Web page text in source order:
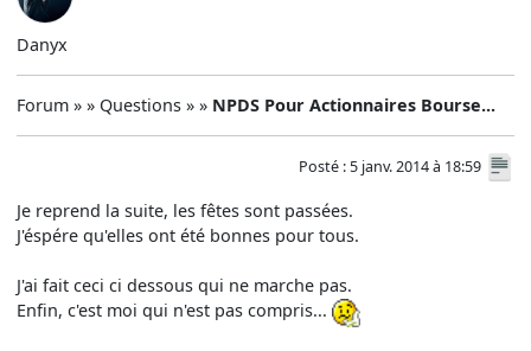
Danyx
Forum » » Questions » » NPDS Pour Actionnaires Bourse...
Posté : 5 janv. 2014 à 18:59
Je reprend la suite, les fêtes sont passées.
J'éspére qu'elles ont été bonnes pour tous.
J'ai fait ceci ci dessous qui ne marche pas.
Enfin, c'est moi qui n'est pas compris...